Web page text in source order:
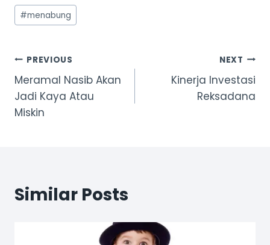
Post
Tags:
#menabung
Post
navigation
PREVIOUS
Meramal Nasib Akan
Jadi Kaya Atau
Miskin
NEXT
Kinerja Investasi
Reksadana
Similar Posts